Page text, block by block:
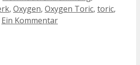
, Oxygen, Oxygen Toric, toric,
Ein Kommentar